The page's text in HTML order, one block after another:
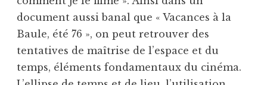
document aussi banal que « Vacances à la
Baule, été 76 », on peut retrouver des
tentatives de maîtrise de l’espace et du
temps, éléments fondamentaux du cinéma.